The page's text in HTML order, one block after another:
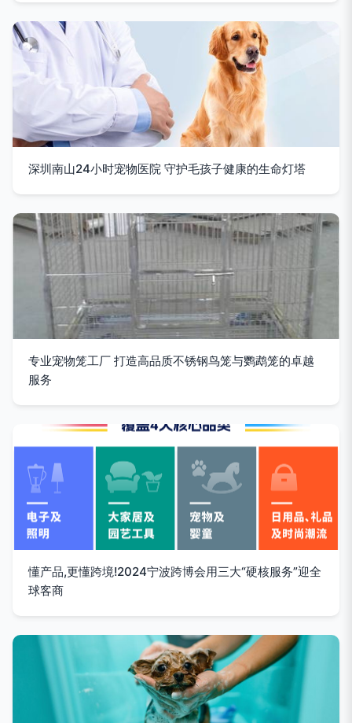
深圳南山24小时宠物医院 守护毛孩子健康的生命灯塔
专业宠物笼工厂 打造高品质不锈钢鸟笼与鹦鹉笼的卓越
服务
懂产品,更懂跨境!2024宁波跨博会用三大“硬核服务”迎全
球客商